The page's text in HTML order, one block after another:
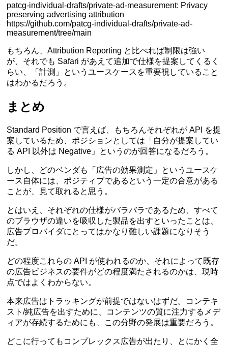
patcg-individual-drafts/private-ad-measurement: Privacy
preserving advertising attribution
https://github.com/patcg-individual-drafts/private-ad-
measurement/tree/main
もちろん、Attribution Reporting と比べれば制限は強い
が、それでも Safari があえて追加で仕様を提案してくるく
らい、「計測」というユースケースを重要視していること
はわかるだろう。
まとめ
Standard Position で言えば、もちろんそれぞれが API を提
案しているため、ポジションとしては「自分が提案してい
る API 以外は Negative」というのが回答になるだろう。
しかし、どのベンダも「広告の効果測定」というユースケ
ース自体には、ポジティブであるという一定の合意がある
ことが、見て取れると思う。
とはいえ、それぞれの仕様がバラバラであるため、すべて
のブラウザの違いを吸収した製品を出すといったことは、
広告プロバイダにとってはかなり難しい課題になりそう
だ。
どの程度これらの API が使われるのか、それによって既存
の広告ビジネスの要件がどの程度満たされるのかは、現時
点ではよくわからない。
本来広告はトラッキングが前提ではないはずだ。コンテキ
スト/純広告を出すために、コンテンツの質に注力するメデ
ィアが存続するためにも、この分野の発展は重要だろう。
どこに行ってもコンプレックス広告が出たり、とにかく全